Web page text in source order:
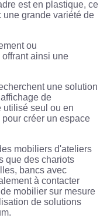
est en plastique, ce
une grande variété de
ou
ainsi une
une solution
de
utilisé seul ou en
créer un espace
mobiliers d'ateliers
que des chariots
bancs avec
à contacter
mobilier sur mesure
de solutions